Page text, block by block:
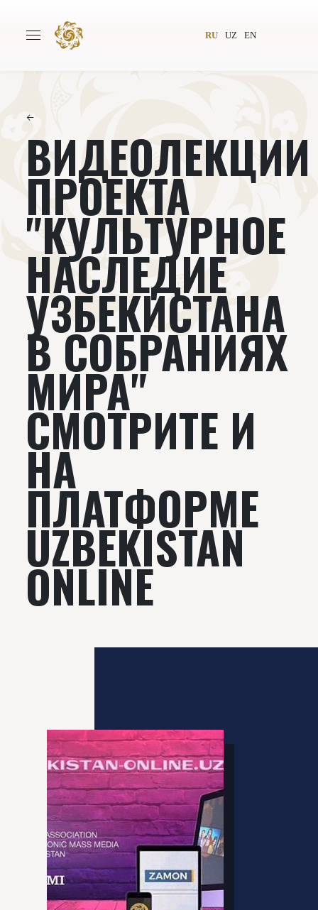
RU UZ EN
Авторы Всемирное общество
Издательство Новости
Проекты Подкасты
Книги Видеолекторий
←
ВИДЕОЛЕКЦИИ
ПРОЕКТА
"КУЛЬТУРНОЕ
НАСЛЕДИЕ
УЗБЕКИСТАНА
В СОБРАНИЯХ
МИРА"
СМОТРИТЕ И
НА
ПЛАТФОРМЕ
UZBEKISTAN
ONLINE